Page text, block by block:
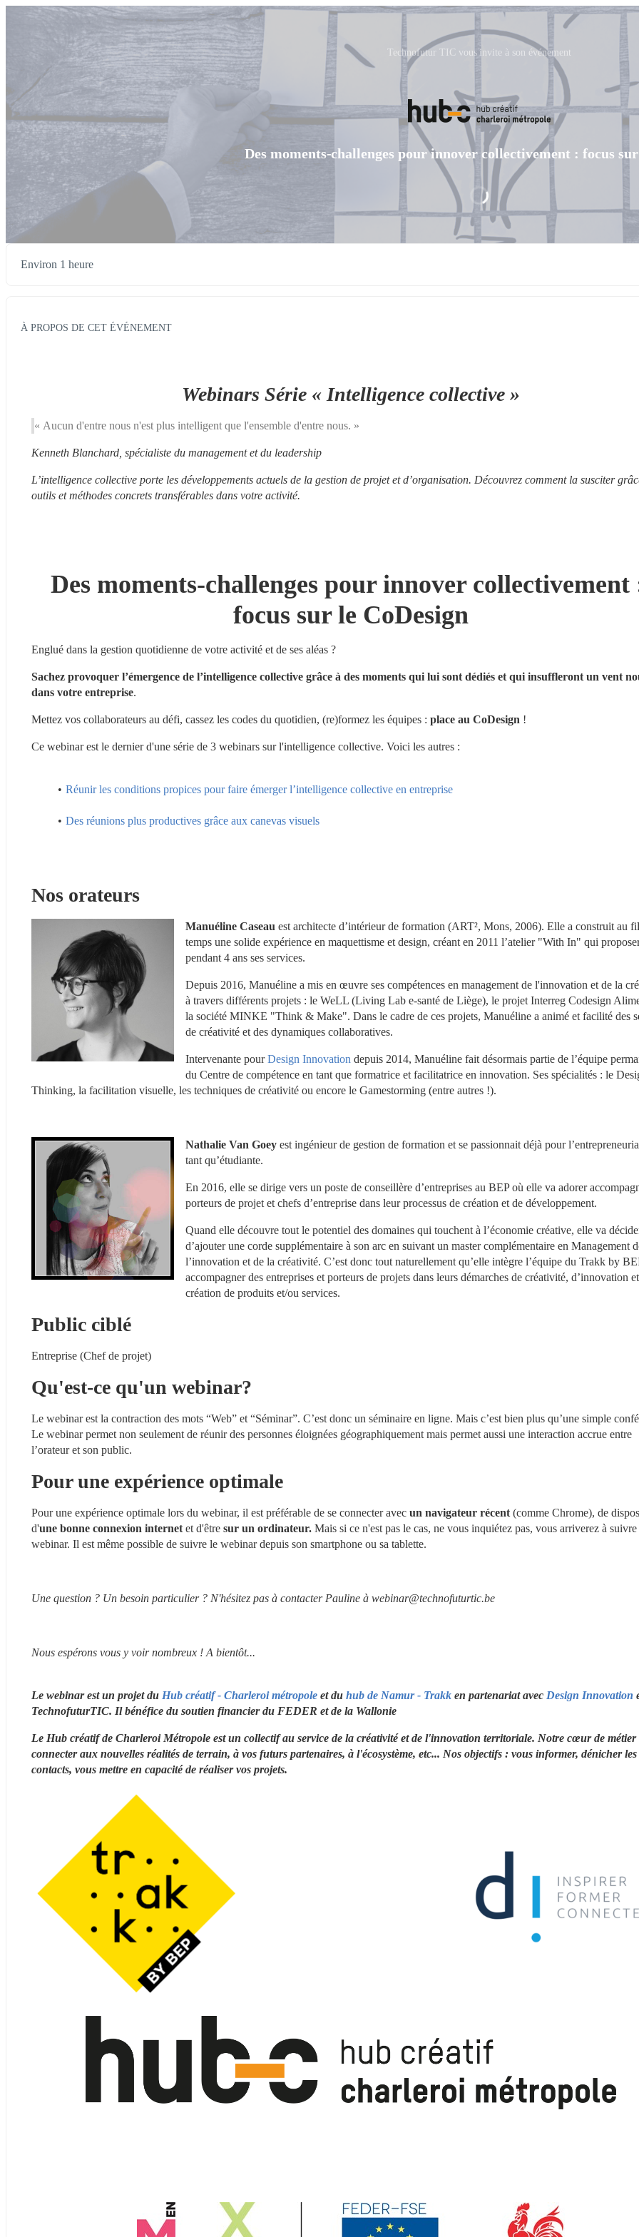
Technofutur TIC vous invite à son événement
Des moments-challenges pour innover collectivement : focus
Environ 1 heure
À PROPOS DE CET ÉVÉNEMENT
Webinars Série « Intelligence collective »
« Aucun d'entre nous n'est plus intelligent que l'ensemble d'entre nous. »
Kenneth Blanchard, spécialiste du management et du leadership
L’intelligence collective porte les développements actuels de la gestion de projet et d’organisation. Découvrez comment la susciter
outils et méthodes concrets transférables dans votre activité.
Des moments-challenges pour innover collectivement
focus sur le CoDesign
Englué dans la gestion quotidienne de votre activité et de ses aléas ?
Sachez provoquer l’émergence de l’intelligence collective grâce à des moments qui lui sont dédiés et qui insuffleront un vent
dans votre entreprise.
Mettez vos collaborateurs au défi, cassez les codes du quotidien, (re)formez les équipes : place au CoDesign !
Ce webinar est le dernier d'une série de 3 webinars sur l'intelligence collective. Voici les autres :
Réunir les conditions propices pour faire émerger l’intelligence collective en entreprise
Des réunions plus productives grâce aux canevas visuels
Nos orateurs
Manuéline Caseau est architecte d’intérieur de formation (ART², Mons, 2006). Elle a construit au
temps une solide expérience en maquettisme et design, créant en 2011 l’atelier "With In" qui
pendant 4 ans ses services.
Depuis 2016, Manuéline a mis en œuvre ses compétences en management de l'innovation et de la
à travers différents projets : le WeLL (Living Lab e-santé de Liège), le projet Interreg Codesign
la société MINKE "Think & Make". Dans le cadre de ces projets, Manuéline a animé et facilité des
de créativité et des dynamiques collaboratives.
Intervenante pour Design Innovation depuis 2014, Manuéline fait désormais partie de l’équipe
du Centre de compétence en tant que formatrice et facilitatrice en innovation. Ses spécialités : le
Thinking, la facilitation visuelle, les techniques de créativité ou encore le Gamestorming (entre autres !).
Nathalie Van Goey est ingénieur de gestion de formation et se passionnait déjà pour
tant qu’étudiante.
En 2016, elle se dirige vers un poste de conseillère d’entreprises au BEP où elle va adorer
porteurs de projet et chefs d’entreprise dans leur processus de création et de développement.
Quand elle découvre tout le potentiel des domaines qui touchent à l’économie créative, elle va
d’ajouter une corde supplémentaire à son arc en suivant un master complémentaire en Management
l’innovation et de la créativité. C’est donc tout naturellement qu’elle intègre l’équipe du Trakk by
accompagner des entreprises et porteurs de projets dans leurs démarches de créativité, d’innovation
création de produits et/ou services.
Public ciblé
Entreprise (Chef de projet)
Qu'est-ce qu'un webinar?
Le webinar est la contraction des mots “Web” et “Séminar”. C’est donc un séminaire en ligne. Mais c’est bien plus qu’une simple
Le webinar permet non seulement de réunir des personnes éloignées géographiquement mais permet aussi une interaction accrue entre
l’orateur et son public.
Pour une expérience optimale
Pour une expérience optimale lors du webinar, il est préférable de se connecter avec un navigateur récent (comme Chrome), de
d'une bonne connexion internet et d'être sur un ordinateur. Mais si ce n'est pas le cas, ne vous inquiétez pas, vous arriverez à
webinar. Il est même possible de suivre le webinar depuis son smartphone ou sa tablette.
Une question ? Un besoin particulier ? N'hésitez pas à contacter Pauline à webinar@technofuturtic.be
Nous espérons vous y voir nombreux ! A bientôt...
Le webinar est un projet du Hub créatif - Charleroi métropole et du hub de Namur - Trakk en partenariat avec Design Innovation
TechnofuturTIC. Il bénéfice du soutien financier du FEDER et de la Wallonie
Le Hub créatif de Charleroi Métropole est un collectif au service de la créativité et de l'innovation territoriale. Notre cœur de métier
connecter aux nouvelles réalités de terrain, à vos futurs partenaires, à l'écosystème, etc... Nos objectifs : vous informer, dénicher les
contacts, vous mettre en capacité de réaliser vos projets.